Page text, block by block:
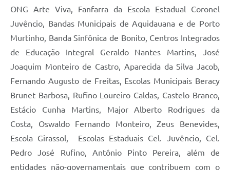
ONG Arte Viva, Fanfarra da Escola Estadual Coronel
Juvêncio, Bandas Municipais de Aquidauana e de Porto
Murtinho, Banda Sinfônica de Bonito, Centros Integrados
de Educação Integral Geraldo Nantes Martins, José
Joaquim Monteiro de Castro, Aparecida da Silva Jacob,
Fernando Augusto de Freitas, Escolas Municipais Beracy
Brunet Barbosa, Rufino Loureiro Caldas, Castelo Branco,
Estácio Cunha Martins, Major Alberto Rodrigues da
Costa, Oswaldo Fernando Monteiro, Zeus Benevides,
Escola Girassol, Escolas Estaduais Cel. Juvêncio, Cel.
Pedro José Rufino, Antônio Pinto Pereira, além de
entidades não-governamentais que contribuem com o